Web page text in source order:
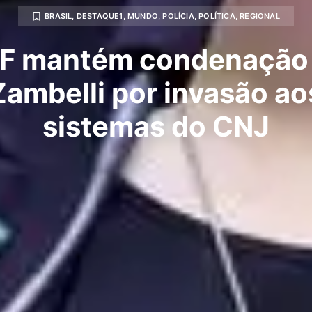
BRASIL, DESTAQUE1 , MUNDO,POLÍCIA,POLÍTICA,REGIONAL
mantém
por invasão
sistemas do CNJ